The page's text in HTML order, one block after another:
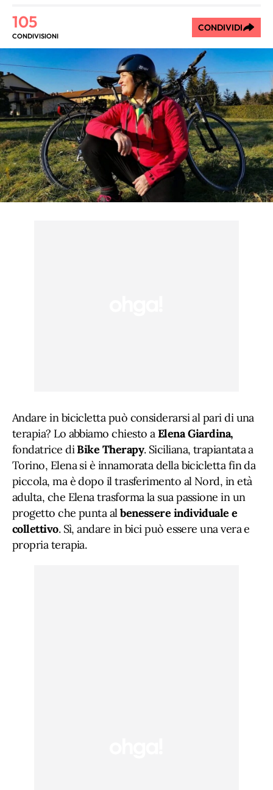
105
CONDIVISIONI
CONDIVIDI
Andare in bicicletta può considerarsi al pari di una
terapia? Lo abbiamo chiesto aElena Giardina,
fondatrice diBike Therapy. Siciliana, trapiantata a
Torino, Elena si è innamorata della bicicletta fin da
piccola, ma è dopo il trasferimento al Nord, in età
adulta, che Elena trasforma la sua passione in un
progetto che punta albenessere individuale e
collettivo. Sì, andare in bici può essere una vera e
propria terapia.